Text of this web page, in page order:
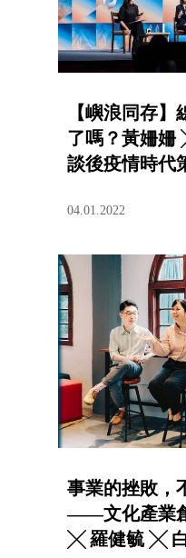
【嶼浪同存
了嗎？黃姍
談後疫情時代
04.01.2022
事業的挫敗，
——文化產業
╳ 羅健毓 ╳